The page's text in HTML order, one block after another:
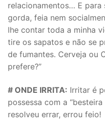
relacionamentos… E para
gorda, feia nem
lhe contar toda a minha
tire os sapatos e não se
de fumantes. Cerveja ou
prefere?”
# ONDE IRRITA: Irritar é
possessa com a
resolveu errar, errou feio!